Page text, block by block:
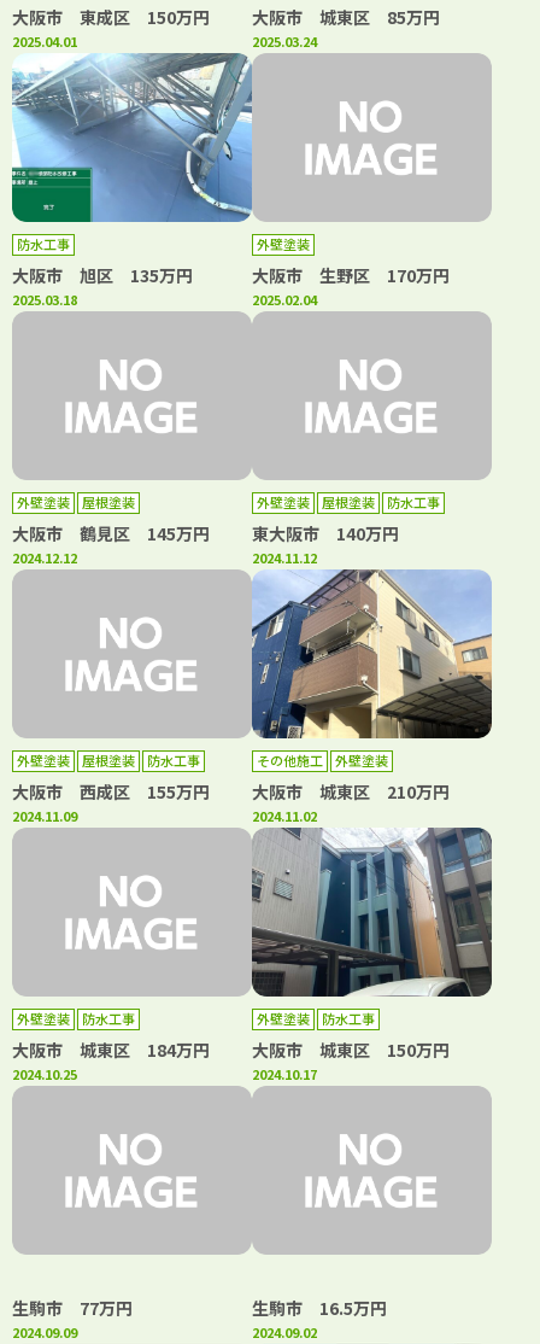
大阪市 東成区 150万円
2025.04.01
大阪市 城東区 85万円
2025.03.24
防水工事
大阪市 旭区 135万円
2025.03.18
外壁塗装
大阪市 生野区 170万円
2025.02.04
外壁塗装 屋根塗装
大阪市 鶴見区 145万円
2024.12.12
外壁塗装 屋根塗装 防水工事
東大阪市 140万円
2024.11.12
外壁塗装 屋根塗装 防水工事
大阪市 西成区 155万円
2024.11.09
その他施工 外壁塗装
大阪市 城東区 210万円
2024.11.02
外壁塗装 防水工事
大阪市 城東区 184万円
2024.10.25
外壁塗装 防水工事
大阪市 城東区 150万円
2024.10.17
生駒市 77万円
2024.09.09
生駒市 16.5万円
2024.09.02